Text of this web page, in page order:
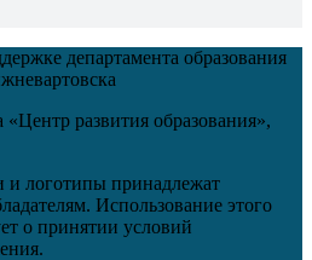
департамента образования
развития образования»,
и логотипы принадлежат
Использование этого
о принятии условий